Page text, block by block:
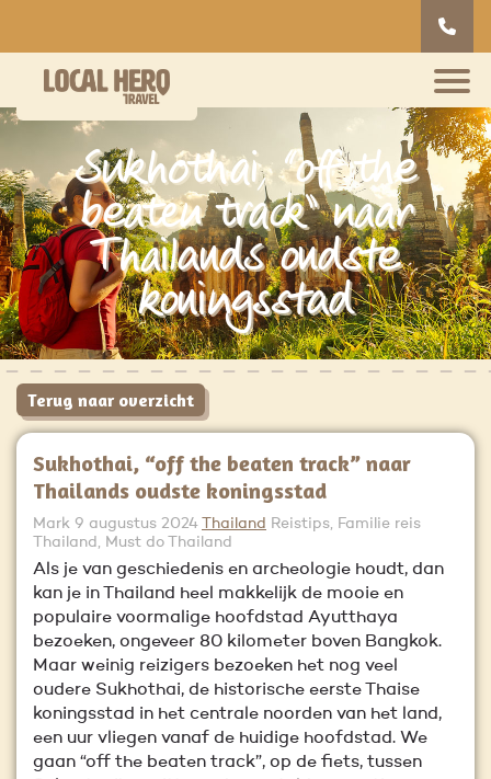
Sukhothai, “off the
beaten track” naar
Thailands oudste
koningsstad
Sukhothai, “off the beaten track” naar
Thailands oudste koningsstad
Mark 9 augustus 2024 Thailand Reistips, Familie reis
Thailand, Must do Thailand
Als je van geschiedenis en archeologie houdt, dan
kan je in Thailand heel makkelijk de mooie en
populaire voormalige hoofdstad Ayutthaya
bezoeken, ongeveer 80 kilometer boven Bangkok.
Maar weinig reizigers bezoeken het nog veel
oudere Sukhothai, de historische eerste Thaise
koningsstad in het centrale noorden van het land,
een uur vliegen vanaf de huidige hoofdstad. We
gaan “off the beaten track”, op de fiets, tussen
Terug naar overzicht